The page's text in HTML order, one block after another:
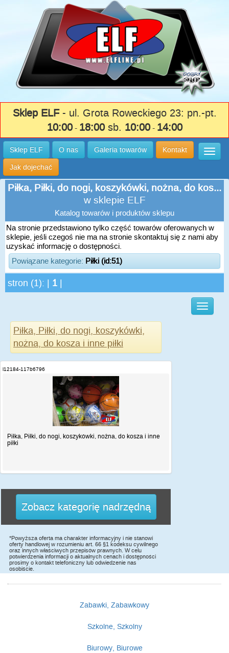
Sklep ELF- ul. Grota Roweckiego 23: pn.-pt.
10:00- 18:00sb. 10:00- 14:00
Sklep ELF O nas Galeria towarów Kontakt
Jak dojechać
Piłka, Piłki, do nogi, koszykówki, nożna, do kos...
w sklepie ELF
Katalog towarów i produktów sklepu
Na stronie przedstawiono tylko część towarów oferowanych w
sklepie, jeśli czegoś nie ma na stronie skontaktuj się z nami aby
uzyskać informację o dostępności.
Powiązane kategorie: Piłki (id:51)
stron (1): | 1
Piłka, Piłki, do nogi, koszykówki,
nożna, do kosza i inne piłki
i12184-117b6796
Piłka, Piłki, do nogi, koszykówki, nożna, do kosza i inne
piłki
Zobacz kategorię nadrzędną
*Powyższa oferta ma charakter informacyjny i nie stanowi
oferty handlowej w rozumieniu art. 66 §1 kodeksu cywilnego
oraz innych właściwych przepisów prawnych. W celu
potwierdzenia informacji o aktualnych cenach i dostępności
prosimy o kontakt telefoniczny lub odwiedzenie nas
osobiście.
Zabawki, Zabawkowy
Szkolne, Szkolny
Biurowy, Biurowe